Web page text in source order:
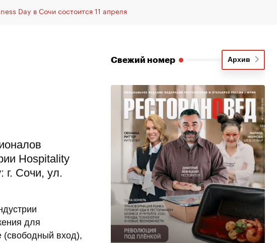
Day в Сочи состоится 11 апреля
Hospitality
г. Сочи, ул.
для
(свободный вход),
Свежий номер Архив